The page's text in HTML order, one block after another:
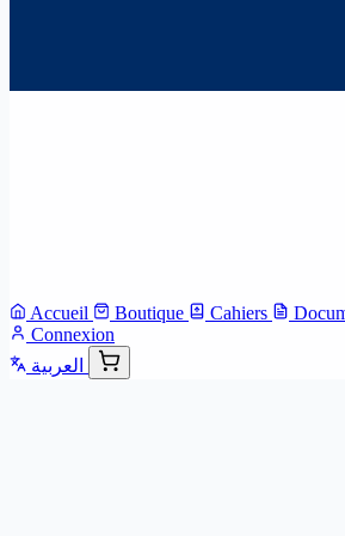
Accueil Boutique Cahiers
Connexion
العربية